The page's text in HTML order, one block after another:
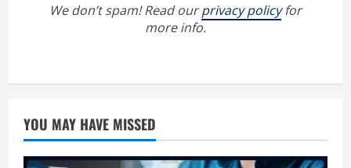
We don’t spam! Read ourprivacy policyfor
more info.
YOU MAY HAVE MISSED